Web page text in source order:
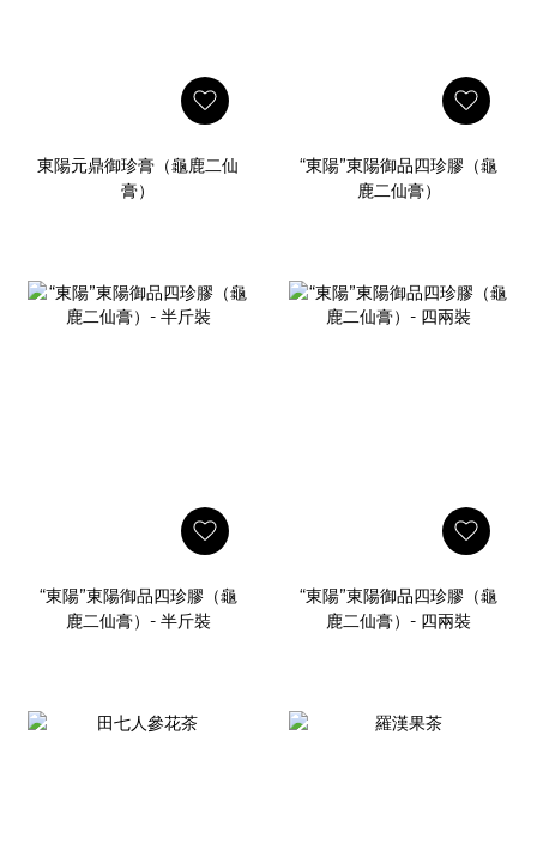
東陽元鼎御珍膏（龜鹿二仙
膏）
“東陽”東陽御品四珍膠（龜
鹿二仙膏）
“東陽”東陽御品四珍膠（龜
鹿二仙膏）- 半斤裝
“東陽”東陽御品四珍膠（龜
鹿二仙膏）- 四兩裝